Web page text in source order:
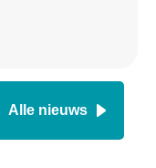
Alle nieuws